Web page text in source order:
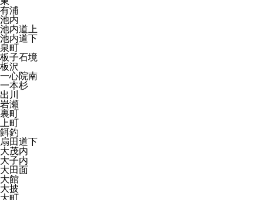
有浦
池内
池内道上
池内道下
泉町
板子石境
板沢
一心院南
一本杉
出川
岩瀬
裏町
上町
餌釣
扇田道下
大茂内
大子内
大田面
大館
大披